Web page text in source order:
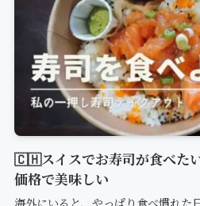
🇨🇭スイスでお寿司が食べた
価格で美味しい
海外にいると、やっぱり食べ慣れた